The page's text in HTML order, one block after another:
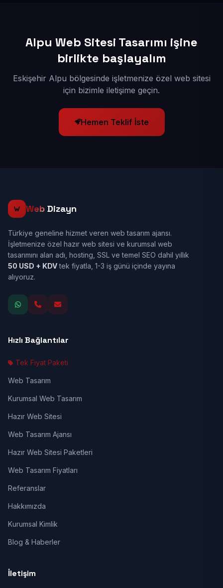
Alpu Web Sitesi Tasarımı işine
birlikte başlayalım
Eskişehir Alpu bölgesinde işletmenize özel web sitesi
için bizimle iletişime geçin.
Hemen Teklif İste
Web Dizayn
Türkiye geneline hizmet veren web tasarım ajansı.
İşletmenize özel hazır web sitesi ve kurumsal web
tasarımını alan adı, hosting, SSL ve temel SEO dahil yıllık
50 USD + KDVtek fiyatla, 1-3 iş günü içinde yayına
alıyoruz.
Hızlı Bağlantılar
Tek Fiyat Paketi
Web Tasarım
Kurumsal Web Tasarım
Hazır Web Sitesi
Web Tasarım Ajansı
Hazır Web Sitesi Paketleri
Web Tasarım Fiyatları
Referanslar
Hakkımızda
Kurumsal Kimlik
Blog & Haberler
İletişim